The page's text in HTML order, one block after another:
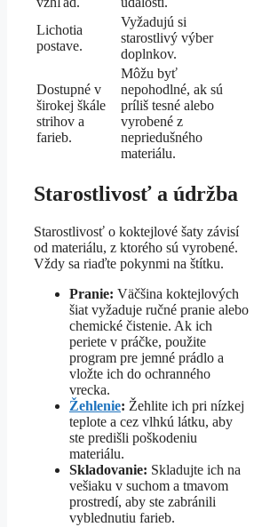
Lichotia
postave.
Vyžadujú si
starostlivý výber
doplnkov.
Dostupné v
širokej škále
strihov a
farieb.
Môžu byť
nepohodlné, ak sú
príliš tesné alebo
vyrobené z
nepriedušného
materiálu.
Starostlivosť a údržba
Starostlivosť o koktejlové šaty závisí
od materiálu, z ktorého sú vyrobené.
Vždy sa riaďte pokynmi na štítku.
Pranie: Väčšina koktejlových
šiat vyžaduje ručné pranie alebo
chemické čistenie. Ak ich
periete v práčke, použite
program pre jemné prádlo a
vložte ich do ochranného
vrecka.
Žehlenie: Žehlite ich pri nízkej
teplote a cez vlhkú látku, aby
ste predišli poškodeniu
materiálu.
Skladovanie: Skladujte ich na
vešiaku v suchom a tmavom
prostredí, aby ste zabránili
vyblednutiu farieb.